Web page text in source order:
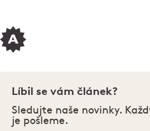
Líbil se vám článek?
Sledujte naše novinky.
je pošleme.